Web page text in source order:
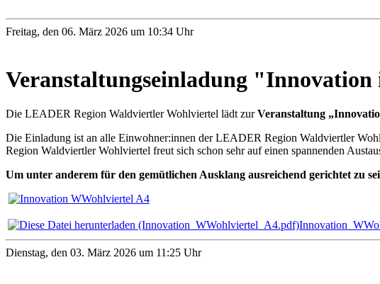
Freitag, den 06. März 2026 um 10:34 Uhr
Veranstaltungseinladung
Die LEADER Region Waldviertler Wohlviertel lädt zurVeranstaltung
Die Einladung ist an alle Einwohner:innen der LEADER Region Waldviertler
Region Waldviertler Wohlviertel freut sich schon sehr auf einen spannenden
Um unter anderem für den gemütlichen Ausklang ausreichend gerichtet zu
Dienstag, den 03. März 2026 um 11:25 Uhr